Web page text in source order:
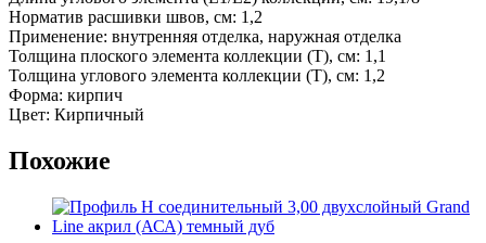
Норматив расшивки швов, см: 1,2
Применение: внутренняя отделка, наружная отделка
Толщина плоского элемента коллекции (T), см: 1,1
Толщина углового элемента коллекции (T), см: 1,2
Форма: кирпич
Цвет: Кирпичный
Похожие